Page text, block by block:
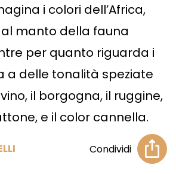
i colori dell’Africa,
manto della fauna
per quanto riguarda i
a delle tonalità speziate
il borgogna, il ruggine,
e il color cannella.
Condividi